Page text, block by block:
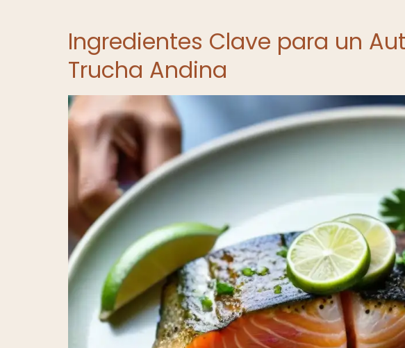
Ingredientes Clave para un
Trucha Andina